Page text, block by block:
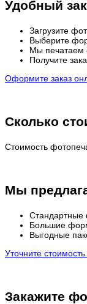
Удобный
Загрузите
Выберите
Мы печатаем
Получите
Оформите заказ
Сколько
Стоимость
Мы
Стандартные
Большие
Выгодные
Уточните
Закажите